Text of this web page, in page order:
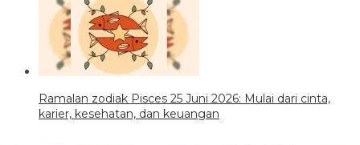
Ramalan zodiak Pisces 25 Juni 2026: Mulai dari cinta,
karier, kesehatan, dan keuangan